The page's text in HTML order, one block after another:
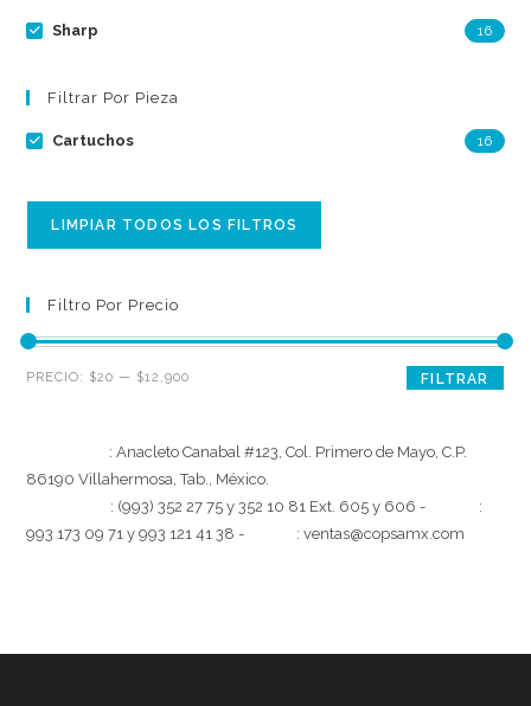
Sharp 16
Filtrar Por Pieza
Cartuchos 16
LIMPIAR TODOS LOS FILTROS
Filtro Por Precio
Precio
Precio
FILTRAR
PRECIO: $20 — $12,900
: Anacleto Canabal #123, Col. Primero de Mayo, C.P.
86190 Villahermosa, Tab., México.
: (993) 352 27 75 y 352 10 81 Ext. 605 y 606 -
:
993 173 09 71 y 993 121 41 38 -
: ventas@copsamx.com